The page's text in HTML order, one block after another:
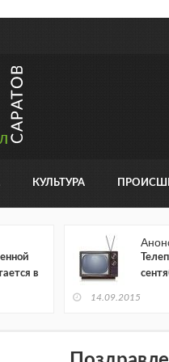
КУЛЬТУРА
в
14.09.2015